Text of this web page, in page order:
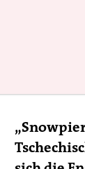
Gegenteil